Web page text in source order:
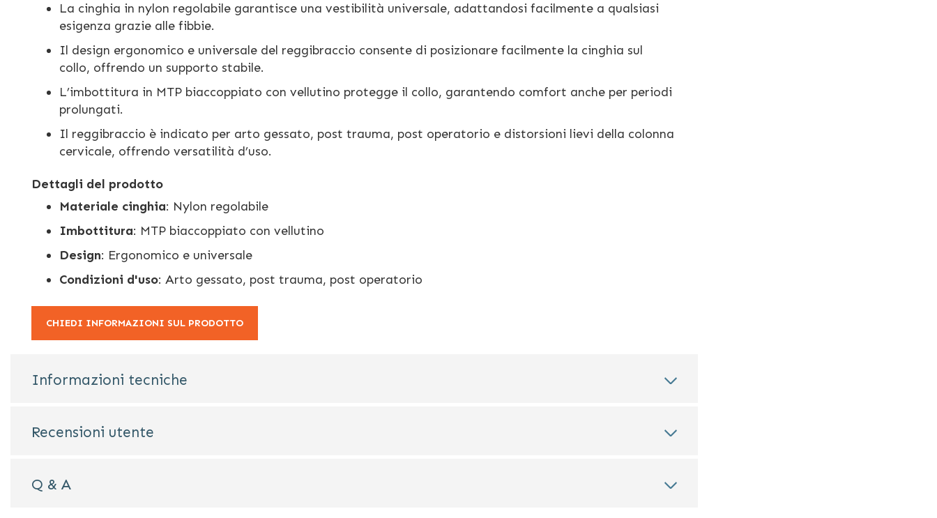
La cinghia in nylon regolabile garantisce una vestibilità universale, adattandosi facilmente a qualsiasi
esigenza grazie alle fibbie.
Il design ergonomico e universale del reggibraccio consente di posizionare facilmente la cinghia sul
collo, offrendo un supporto stabile.
L’imbottitura in MTP biaccoppiato con vellutino protegge il collo, garantendo comfort anche per periodi
prolungati.
Il reggibraccio è indicato per arto gessato, post trauma, post operatorio e distorsioni lievi della colonna
cervicale, offrendo versatilità d’uso.
Dettagli del prodotto
Materiale cinghia: Nylon regolabile
Imbottitura: MTP biaccoppiato con vellutino
Design: Ergonomico e universale
Condizioni d'uso: Arto gessato, post trauma, post operatorio
CHIEDI INFORMAZIONI SUL PRODOTTO
Informazioni tecniche
Recensioni utente
Q & A